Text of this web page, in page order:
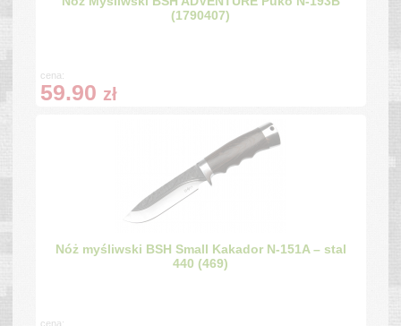
(1790407)
cena:
59.90 zł
Nóż myśliwski BSH Small Kakador N-151A – stal
440 (469)
cena: